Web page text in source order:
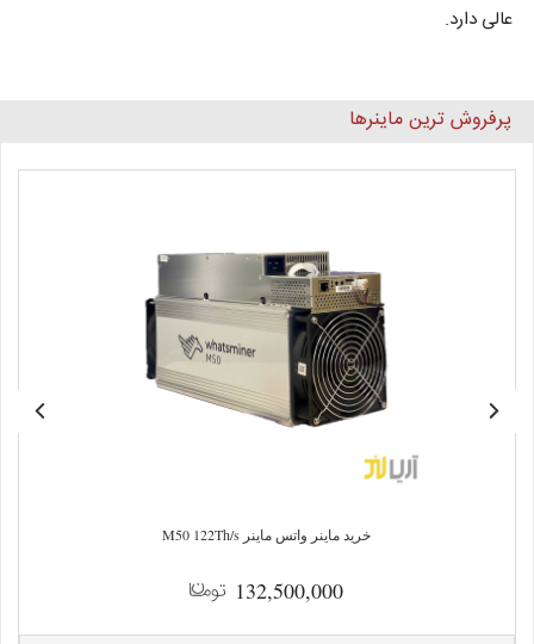
عالی دارد.
پرفروش ترین ماینرها
خرید ماینر واتس ماینر M50 122Th/s
132,500,000